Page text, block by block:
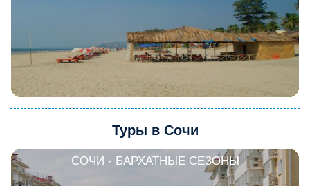
Туры в Сочи
СОЧИ - БАРХАТНЫЕ СЕЗОНЫ